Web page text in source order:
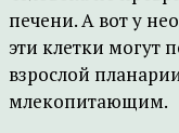
печени. А вот у
эти клетки могут
взрослой
млекопитающим.